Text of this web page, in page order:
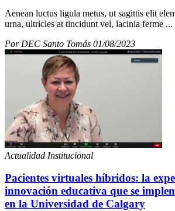
Aenean luctus ligula metus, ut sagittis elit
urna, ultricies at tincidunt vel, lacinia ferme ...
Por DEC Santo Tomás 01/08/2023
Actualidad Institucional
Pacientes virtuales híbridos: la
innovación educativa que se
en la Universidad de Calgary